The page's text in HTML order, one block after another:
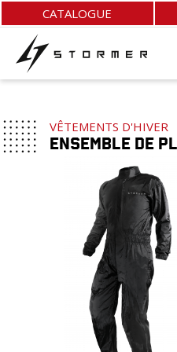
Aller
contenu
principal
CATALOGUE
VÊTEMENTS D'HIVER
Ensemble de
Panneau de gestion des